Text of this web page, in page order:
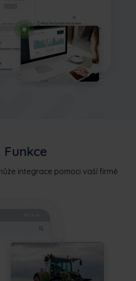
Funkce
integrace pomoci vaší firmě